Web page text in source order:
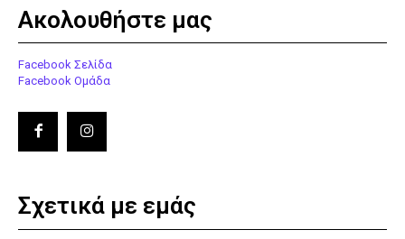
Ακολουθήστε μας
Facebook Σελίδα
Facebook Ομάδα
Σχετικά με εμάς